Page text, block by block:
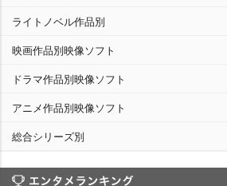
ライトノベル作品別
映画作品別映像ソフト
ドラマ作品別映像ソフト
アニメ作品別映像ソフト
総合シリーズ別